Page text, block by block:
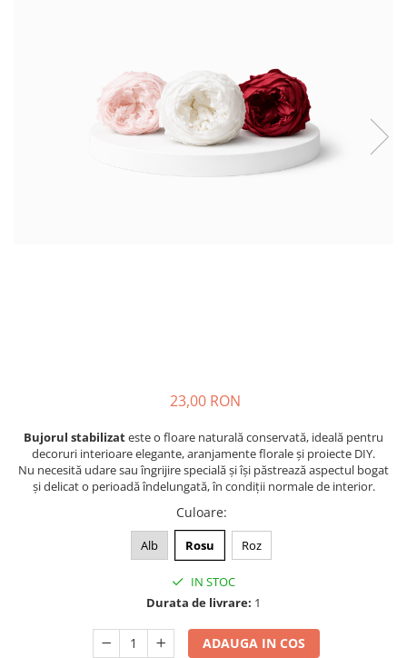
23,00 RON
Bujorul stabilizateste o floare naturală conservată, ideală pentru
decoruri interioare elegante, aranjamente florale și proiecte DIY.
Nu necesită udare sau îngrijire specială și își păstrează aspectul bogat
și delicat o perioadă îndelungată, în condiții normale de interior.
Culoare:
Alb Rosu Roz
IN STOC
Durata de livrare: 1
ADAUGA IN COS